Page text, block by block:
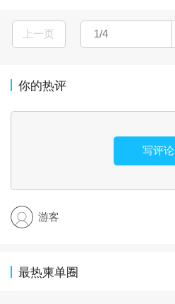
上一页
你的热评
写评论
游客
最热柬单圈